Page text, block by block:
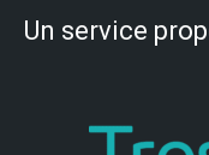
Un service